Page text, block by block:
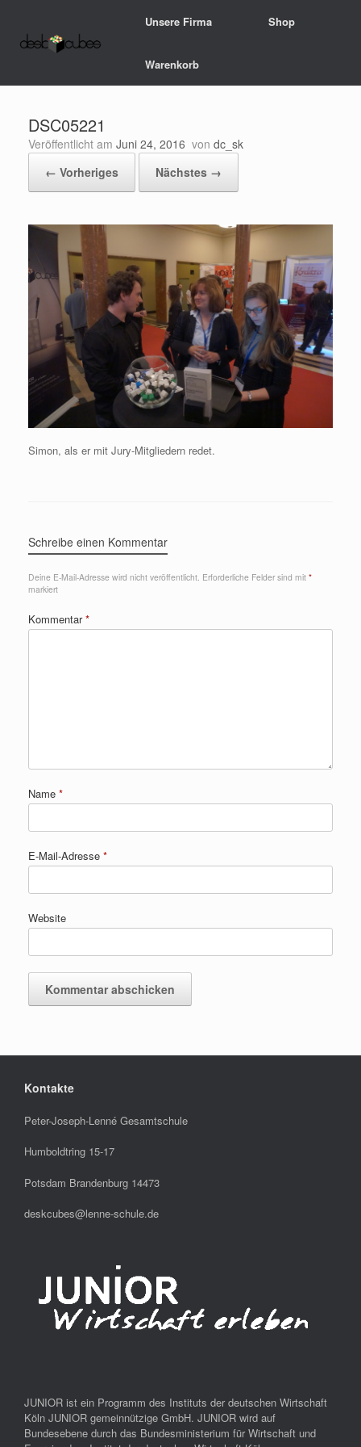
springen
Unsere Firma Shop
Warenkorb
DSC05221
Veröffentlicht am Juni 24, 2016 von dc_sk
← Vorheriges
Nächstes →
Simon, als er mit Jury-Mitgliedern redet.
Schreibe einen Kommentar
Deine E-Mail-Adresse wird nicht veröffentlicht. Erforderliche Felder sind mit *
markiert
Kommentar*
Name *
E-Mail-Adresse *
Website
Kontakte
Peter-Joseph-Lenné Gesamtschule
Humboldtring 15-17
Potsdam Brandenburg 14473
deskcubes@lenne-schule.de
JUNIOR ist ein Programm des Instituts der deutschen Wirtschaft
Köln JUNIOR gemeinnützige GmbH. JUNIOR wird auf
Bundesebene durch das Bundesministerium für Wirtschaft und